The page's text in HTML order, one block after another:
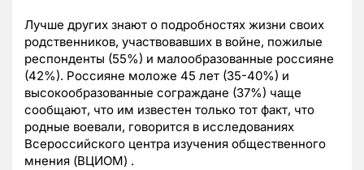
Лучше других знают о подробностях жизни своих
родственников, участвовавших в войне, пожилые
респонденты (55%) и малообразованные россияне
(42%). Россияне моложе 45 лет (35-40%) и
высокообразованные сограждане (37%) чаще
сообщают, что им известен только тот факт, что
родные воевали, говорится в исследованиях
Всероссийского центра изучения общественного
мнения (ВЦИОМ) .